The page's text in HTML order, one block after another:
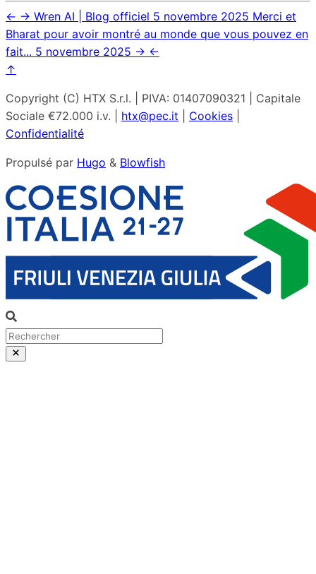
← → Wren AI | Blog officiel 5 novembre 2025 Merci et
Bharat pour avoir montré au monde que vous pouvez en
fait... 5 novembre 2025 → ←
↑
Copyright (C) HTX S.r.l. | PIVA: 01407090321 | Capitale
Sociale €72.000 i.v. | htx@pec.it Cookies
Confidentialité
Propulsé par Hugo & Blowfish